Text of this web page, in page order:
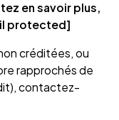
en savoir plus,
protected]
créditées, ou
rapprochés de
contactez-